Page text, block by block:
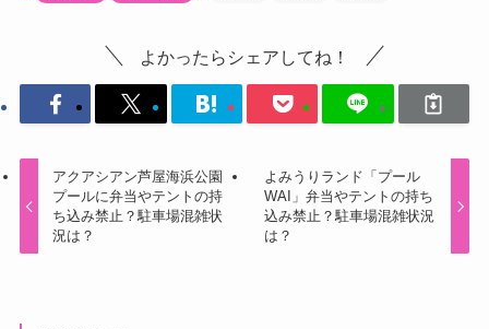
よかったらシェアしてね！
アクアシアン芦屋海浜公園
プールに弁当やテントの持
ち込み禁止？駐車場混雑状
況は？
よみうりランド「プール
WAI」弁当やテントの持ち
込み禁止？駐車場混雑状況
は？